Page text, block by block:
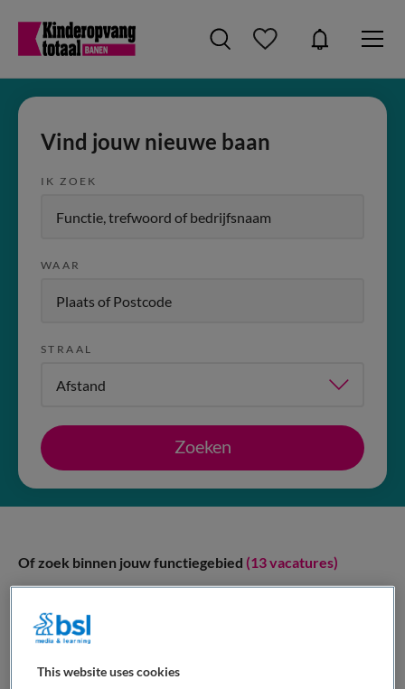
Vind jouw nieuwe baan
IK ZOEK
WAAR
STRAAL
Zoeken
Of zoek binnen jouw functiegebied (13 vacatures)
Manager kinderopvang
This website uses cookies